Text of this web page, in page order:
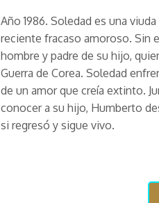
Año 1986. Soledad es una
reciente fracaso amoroso. Sin
hombre y padre de su hijo,
Guerra de Corea. Soledad
de un amor que creía extinto.
conocer a su hijo, Humberto
si regresó y sigue vivo.